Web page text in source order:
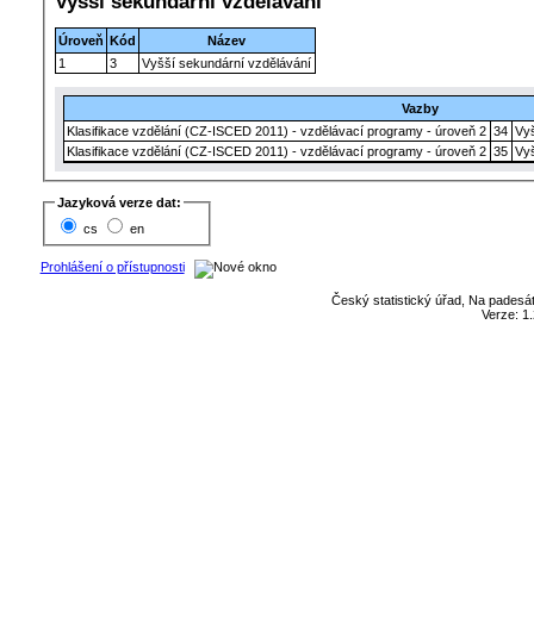
Úroveň Kód
Název
1
3 Vyšší sekundární vzdělávání
Vazby
Klasifikace vzdělání (CZ-ISCED 2011) - vzdělávací programy - úroveň 2 34
Klasifikace vzdělání (CZ-ISCED 2011) - vzdělávací programy - úroveň 2 35
Jazyková verze dat:
cs
en
Prohlášení o přístupnosti
Český statistický úřad, Na
Verze: